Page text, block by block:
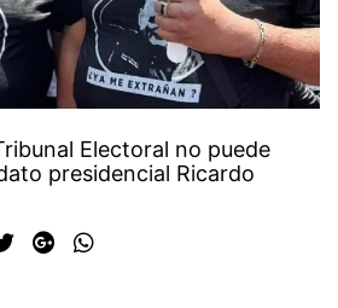
Electoral no puede
presidencial Ricardo